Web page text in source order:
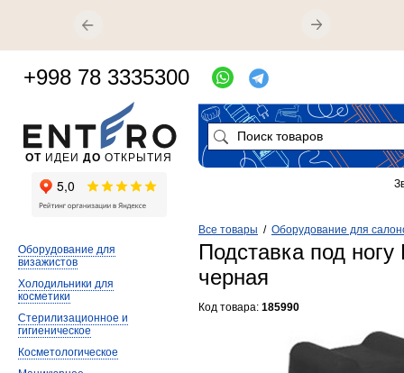
Все товары / Оборудование для
Подставка под
черная
Код товара: 185990
Оборудование для
визажистов
Холодильники для
косметики
Стерилизационное и
гигиеническое
Косметологическое
ОТ ИДЕИ ДО ОТКРЫТИЯ
+998 78 3335300